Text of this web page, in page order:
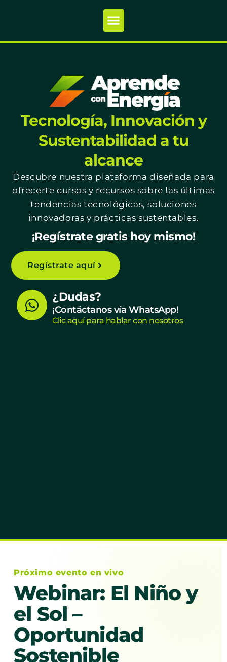
Tecnología, Innovación y
Sustentabilidad a tu
alcance
Descubre nuestra plataforma diseñada para
ofrecerte cursos y recursos sobre las últimas
tendencias tecnológicas, soluciones
innovadoras y prácticas sustentables.
¡Regístrate gratis hoy mismo!
Regístrate aquí
W
h
¿Dudas?
¡Contáctanos vía WhatsApp!
Clic aquí para hablar con nosotros
Próximo evento en vivo
Webinar: El Niño y
el Sol –
Oportunidad
Sostenible